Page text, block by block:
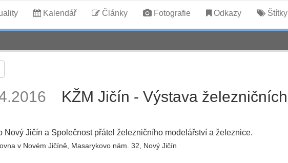
Kalendář Články Fotografie Odkazy Štítky
KŽM Jičín - Výstava železničních
Nový Jičín a Společnost přátel železničního modelářství a železnice.
v Novém Jičíně, Masarykovo nám. 32, Nový Jičín